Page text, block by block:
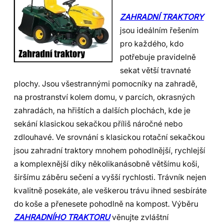
ZAHRADNÍ TRAKTORY
jsou ideálním řešením
pro každého, kdo
potřebuje pravidelně
sekat větší travnaté
plochy. Jsou všestrannými pomocníky na zahradě,
na prostranství kolem domu, v parcích, okrasných
zahradách, na hřištích a dalších plochách, kde je
sekání klasickou sekačkou příliš náročné nebo
zdlouhavé. Ve srovnání s klasickou rotační sekačkou
jsou zahradní traktory mnohem pohodlnější, rychlejší
a komplexnější díky několikanásobně většímu koši,
širšímu záběru sečení a vyšší rychlosti. Trávník nejen
kvalitně posekáte, ale veškerou trávu ihned sesbíráte
do koše a přenesete pohodlně na kompost. Výběru
ZAHRADNÍHO TRAKTORUvěnujte zvláštní